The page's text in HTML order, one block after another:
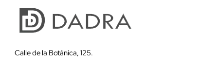
Calle de la Botánica, 125.